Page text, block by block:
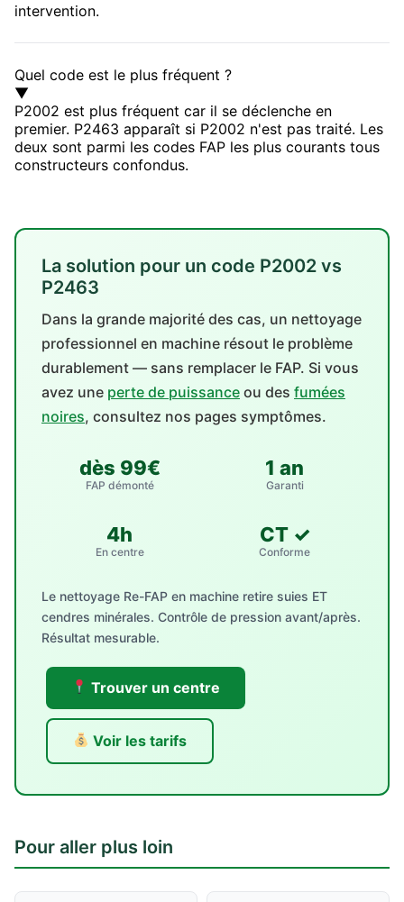
intervention.
Quel code est le plus fréquent ?
▼
P2002 est plus fréquent car il se déclenche en
premier. P2463 apparaît si P2002 n'est pas traité. Les
deux sont parmi les codes FAP les plus courants tous
constructeurs confondus.
La solution pour un code P2002 vs
P2463
Dans la grande majorité des cas, un nettoyage
professionnel en machine résout le problème
durablement — sans remplacer le FAP. Si vous
avez une perte de puissance ou des fumées
noires, consultez nos pages symptômes.
dès 99€
FAP démonté
1 an
Garanti
4h
En centre
CT ✓
Conforme
Le nettoyage Re-FAP en machine retire suies ET
cendres minérales. Contrôle de pression avant/après.
Résultat mesurable.
Trouver un centre
Voir les tarifs
Pour aller plus loin